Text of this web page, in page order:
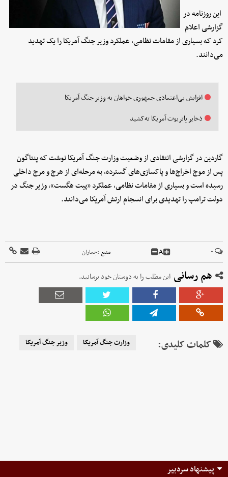
این روزنامه در
گزارشی اعلام
کرد که بسیاری از مقامات نظامی، عملکرد وزیر جنگ آمریکا را یک تهدید
می‌دانند.
افزایش بی‌اعتمادی جمهوری خواهان به وزیر جنگ آمریکا
ذخایر پاتریوت آمریکا ته‌کشید
گاردین در گزارشی انتقادی از وضعیت وزارت جنگ آمریکا نوشت که پنتاگون
پس از موج اخراج‌ها و پاکسازی‌های گسترده، به مرحله‌ای از هرج و مرج داخلی
رسیده است و بسیاری از مقامات نظامی، عملکرد «پیت هگست»، وزیر جنگ در
دولت ترامپ را تهدیدی برای انسجام ارتش آمریکا می‌دانند.
۰ A منبع :جماران
هم رسانی این مطلب را به دوستان خود برسانید.
کلمات کلیدی: وزارت جنگ آمریکا وزیر جنگ آمریکا
پیشنهاد سردبیر